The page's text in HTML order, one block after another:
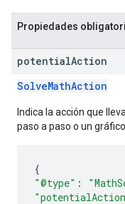
Propiedades
potentialAction
SolveMathAction
Indica la acción que
paso a paso o un
{
"@type" :